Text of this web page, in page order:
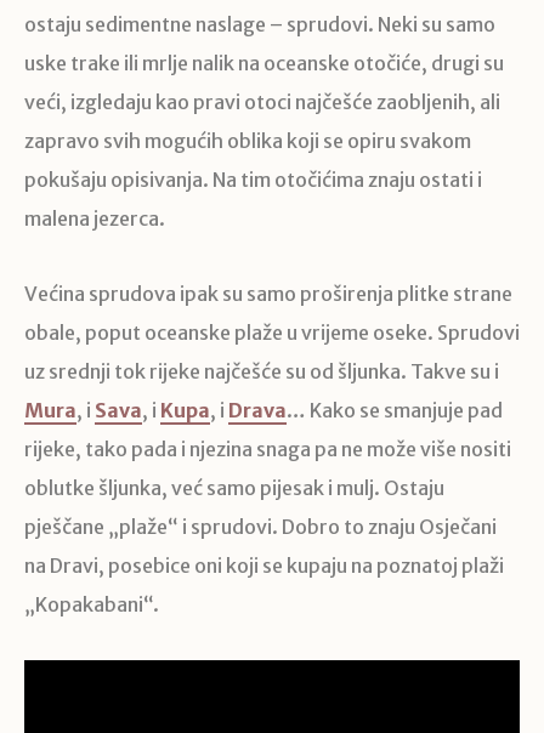
ostaju sedimentne naslage – sprudovi. Neki su samo
uske trake ili mrlje nalik na oceanske otočiće, drugi su
veći, izgledaju kao pravi otoci najčešće zaobljenih, ali
zapravo svih mogućih oblika koji se opiru svakom
pokušaju opisivanja. Na tim otočićima znaju ostati i
malena jezerca.
Većina sprudova ipak su samo proširenja plitke strane
obale, poput oceanske plaže u vrijeme oseke. Sprudovi
uz srednji tok rijeke najčešće su od šljunka. Takve su i
Mura, i Sava, i Kupa, i Drava… Kako se smanjuje pad
rijeke, tako pada i njezina snaga pa ne može više nositi
oblutke šljunka, već samo pijesak i mulj. Ostaju
pješčane „plaže“ i sprudovi. Dobro to znaju Osječani
na Dravi, posebice oni koji se kupaju na poznatoj plaži
„Kopakabani“.